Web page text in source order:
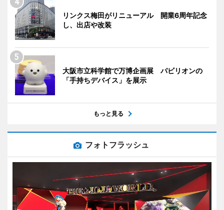
リンクス梅田がリニューアル 開業6周年記念
し、出店や改装
大阪市立科学館で万博企画展 パビリオンの
「手持ちデバイス」を展示
もっと見る
フォトフラッシュ